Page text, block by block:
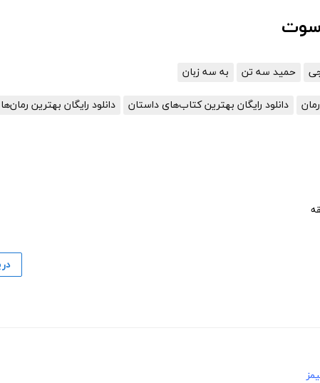
سوت
حمید سه تن به سه زبان
دانلود رایگان بهترین کتاب‌های داستان دانلود رایگان بهترین رمان‌ها